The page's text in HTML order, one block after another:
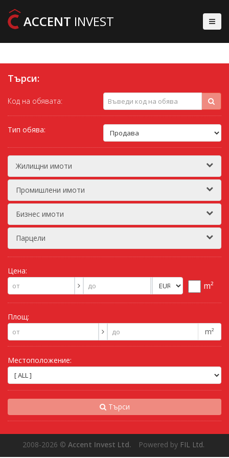
ACCENT INVEST
Търси:
Код на обявата:
Тип обява:
Жилищни имоти
Промишлени имоти
Бизнес имоти
Парцели
Цена:
m²
Площ:
m²
Местоположение:
Търси
2008-2026 © Accent Invest Ltd. Powered by FIL Ltd.